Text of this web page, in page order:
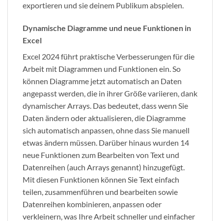
exportieren und sie deinem Publikum abspielen.
Dynamische Diagramme und neue Funktionen in
Excel
Excel 2024 führt praktische Verbesserungen für die
Arbeit mit Diagrammen und Funktionen ein. So
können Diagramme jetzt automatisch an Daten
angepasst werden, die in ihrer Größe variieren, dank
dynamischer Arrays. Das bedeutet, dass wenn Sie
Daten ändern oder aktualisieren, die Diagramme
sich automatisch anpassen, ohne dass Sie manuell
etwas ändern müssen. Darüber hinaus wurden 14
neue Funktionen zum Bearbeiten von Text und
Datenreihen (auch Arrays genannt) hinzugefügt.
Mit diesen Funktionen können Sie Text einfach
teilen, zusammenführen und bearbeiten sowie
Datenreihen kombinieren, anpassen oder
verkleinern, was Ihre Arbeit schneller und einfacher